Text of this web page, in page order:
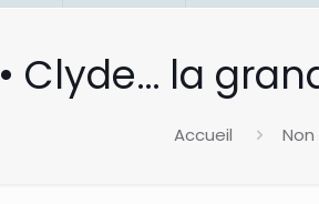
• Clyde… la
Accueil